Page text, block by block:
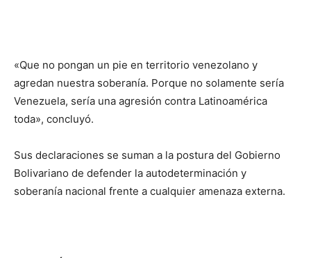
«Que no pongan un pie en territorio venezolano y
agredan nuestra soberanía. Porque no solamente sería
Venezuela, sería una agresión contra Latinoamérica
toda», concluyó.
Sus declaraciones se suman a la postura del Gobierno
Bolivariano de defender la autodeterminación y
soberanía nacional frente a cualquier amenaza externa.